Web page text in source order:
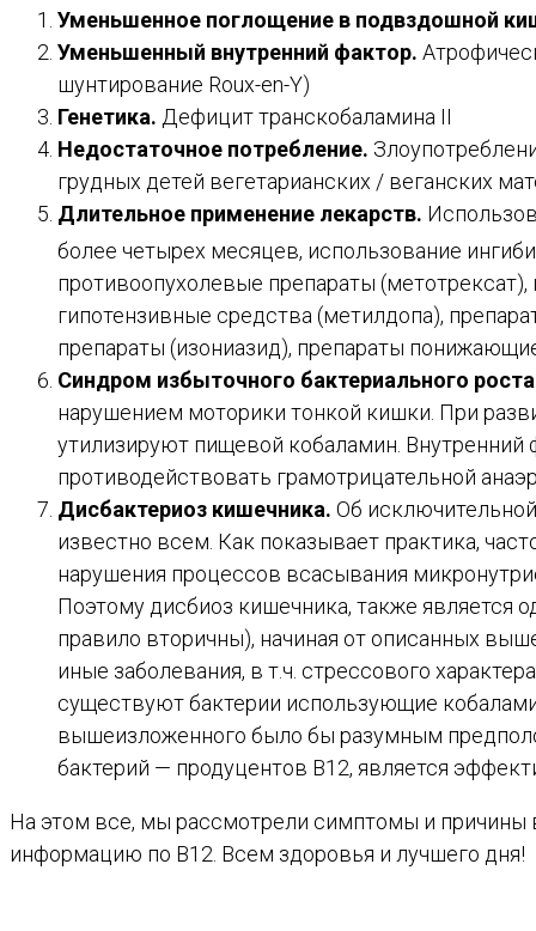
Уменьшенное поглощение в подвздошной
Уменьшенный внутренний фактор.
шунтирование Roux-en-Y)
Генетика. Дефицит транскобаламина II
Недостаточное потребление.
грудных детей вегетарианских / веганских
Длительное применение лекарств.
более четырех месяцев, использование
противоопухолевые препараты
гипотензивные средства (метилдопа),
препараты (изониазид), препараты
Синдром избыточного бактериального
нарушением моторики тонкой кишки. При
утилизируют пищевой кобаламин. Внутренний
противодействовать грамотрицательной
Дисбактериоз кишечника. Об
известно всем. Как показывает практика,
нарушения процессов всасывания
Поэтому дисбиоз кишечника, также
правило вторичны), начиная от описанных
иные заболевания, в т.ч. стрессового
существуют бактерии использующие
вышеизложенного было бы разумным
бактерий — продуцентов В12, является
На этом все, мы рассмотрели симптомы и причины
информацию по В12. Всем здоровья и лучшего дня!